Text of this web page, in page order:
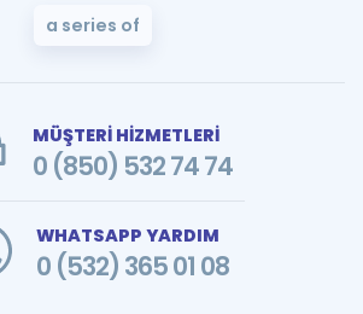
a series of
MÜŞTERİ HİZMETLERİ
0 (850) 532 74 74
WHATSAPP YARDIM
0 (532) 365 01 08